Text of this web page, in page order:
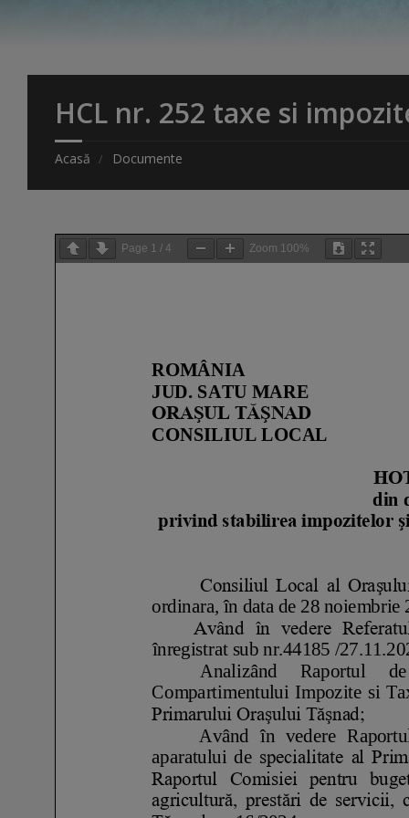
HCL nr. 252 taxe si
Acasă Documente
Page 1 / 4 Zoom 100%